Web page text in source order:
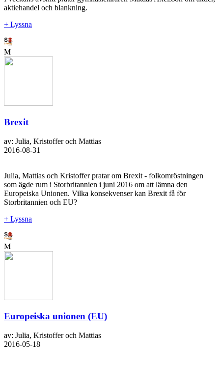
aktiehandel och blankning.
+ Lyssna
M
Brexit
av: Julia, Kristoffer och Mattias
2016-08-31
Julia, Mattias och Kristoffer pratar om Brexit - folkomröstningen
som ägde rum i Storbritannien i juni 2016 om att lämna den
Europeiska Unionen. Vilka konsekvenser kan Brexit få för
Storbritannien och EU?
+ Lyssna
M
Europeiska unionen (EU)
av: Julia, Kristoffer och Mattias
2016-05-18